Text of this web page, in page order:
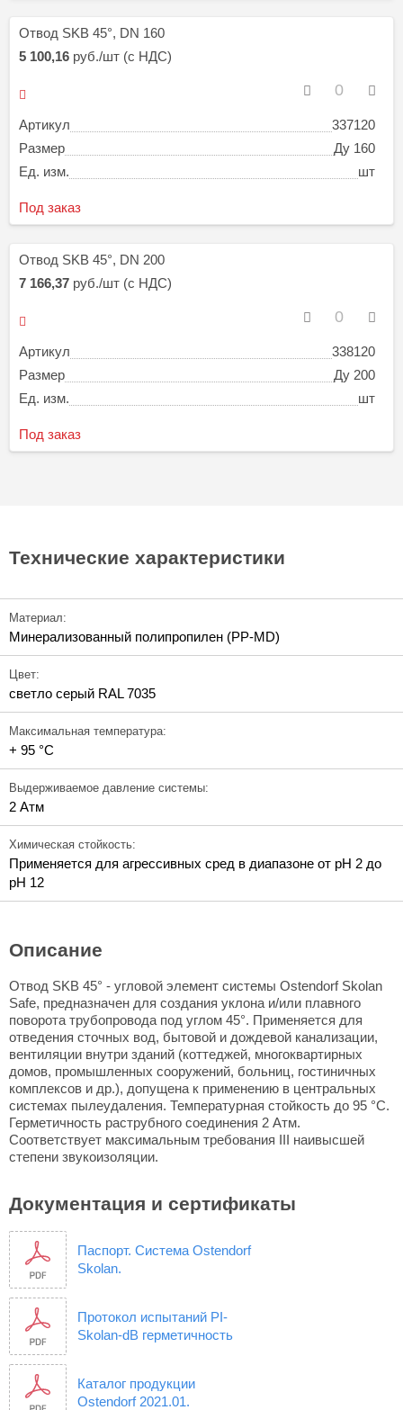
Отвод SKB 45°, DN 160
Артикул
337120
Размер
Ду 160
Ед. изм.
шт
5 100,16 руб./шт (с НДС)
Под заказ
Отвод SKB 45°, DN 200
Артикул
338120
Размер
Ду 200
Ед. изм.
шт
7 166,37 руб./шт (с НДС)
Под заказ
Технические характеристики
Материал:
Минерализованный полипропилен (PP-MD)
Цвет:
светло серый RAL 7035
Максимальная температура:
+ 95 °C
Выдерживаемое давление системы:
2 Атм
Химическая стойкость:
Применяется для агрессивных сред в диапазоне от pH 2 до
pH 12
Описание
Отвод SKB 45° - угловой элемент системы Ostendorf Skolan
Safe, предназначен для создания уклона и/или плавного
поворота трубопровода под углом 45°. Применяется для
отведения сточных вод, бытовой и дождевой канализации,
вентиляции внутри зданий (коттеджей, многоквартирных
домов, промышленных сооружений, больниц, гостиничных
комплексов и др.), допущена к применению в центральных
системах пылеудаления. Температурная стойкость до 95 °C.
Герметичность раструбного соединения 2 Атм.
Соответствует максимальным требования III наивысшей
степени звукоизоляции.
Документация и сертификаты
Паспорт. Система Ostendorf
Skolan.
Протокол испытаний PI-
Skolan-dB герметичность
Каталог продукции
Ostendorf 2021.01.